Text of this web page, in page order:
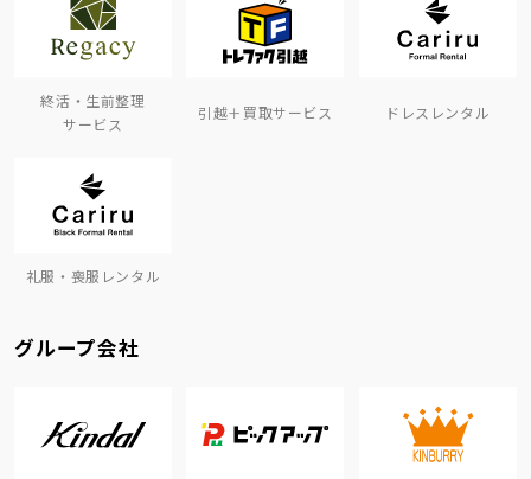
終活・生前整理
サービス
引越＋買取サービス ドレスレンタル
礼服・喪服レンタル
グループ会社